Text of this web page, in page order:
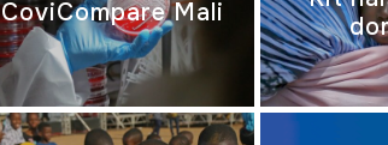
CoviCompare Mali